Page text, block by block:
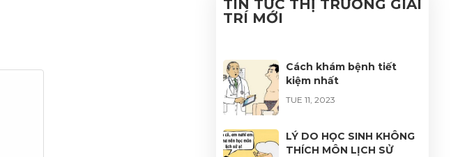
TIN TỨC THỊ TRƯỜNG GIẢI
TRÍ MỚI
Cách khám bệnh tiết
kiệm nhất
TUE 11, 2023
LÝ DO HỌC SINH KHÔNG
THÍCH MÔN LỊCH SỬ